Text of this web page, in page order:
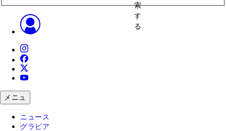
索
す
る
メニュ
ニュース
グラビア